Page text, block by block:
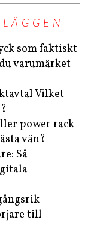
som faktiskt
varumärket
Vilket
power rack
vän?
Så
till